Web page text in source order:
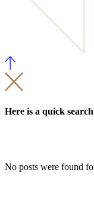
Here is a quick
No posts were found